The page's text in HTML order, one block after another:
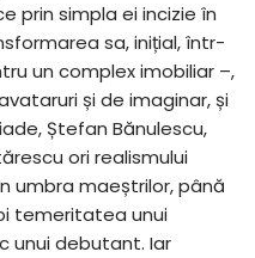
prin simpla ei incizie în
sa, inițial, într-
un complex imobiliar –,
și de imaginar, și
Ștefan Bănulescu,
ori realismului
umbra maeștrilor, până
temeritatea unui
unui debutant. Iar